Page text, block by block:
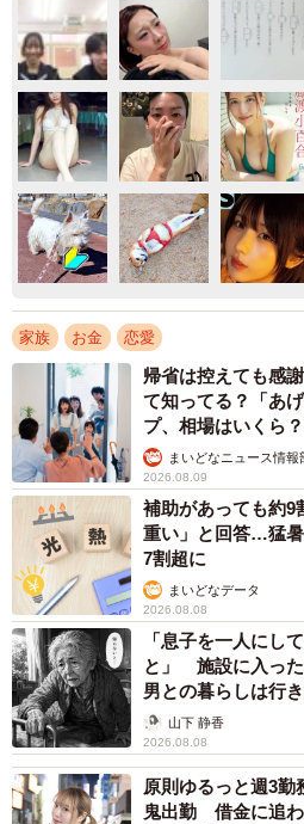
家族 お金 恋愛
帰省は控えても感
て知ってる？「あ
プ、相場はいくら？
まいどなニュース情報
2026.08.09
補助があっても約9
重い」と回答…猛
7割超に
まいどなデータ
2026.08.08
「息子を一人にし
と」 施設に入った
男との暮らしは行
から】山下 静香
2026.08.08
原則ゆるっと週3
鬼出勤 借金に追